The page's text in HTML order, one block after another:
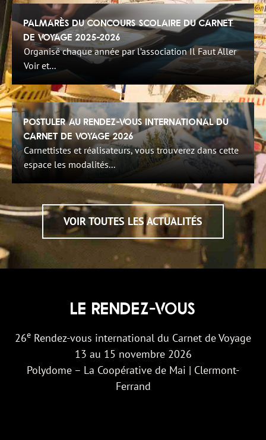
Palmarès du Concours Scolaire du Carnet
de Voyage 2025-2026
Organisé chaque année par l’association Il Faut Aller
Voir et...
Postuler au Rendez-Vous International du
Carnet de Voyage 2026
Carnettistes et réalisateurs, vous trouverez dans cette
espace les modalités...
VOIR TOUTES LES ACTUALITÉS
LE RENDEZ-VOUS
26e Rendez-vous international du Carnet de Voyage
13 au 15 novembre 2026
Polydome – La Coopérative de Mai | Clermont-
Ferrand